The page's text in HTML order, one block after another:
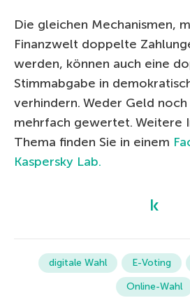
Die gleichen Mechanismen,
Finanzwelt doppelte
werden, können auch eine
Stimmabgabe in
verhindern. Weder Geld
mehrfach gewertet. Weitere
Thema finden Sie in einem
Kaspersky Lab.
digitale Wahl E-Voting
Online-Wahl